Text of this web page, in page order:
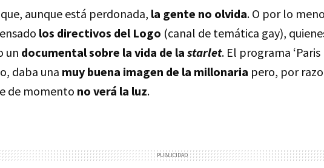
que, aunque está perdonada, la gente no olvida. O por lo
los directivos del Logo (canal de temática gay),
un documental sobre la vida de la starlet. El programa
daba una muy buena imagen de la millonaria pero, por
de momento no verá la luz.